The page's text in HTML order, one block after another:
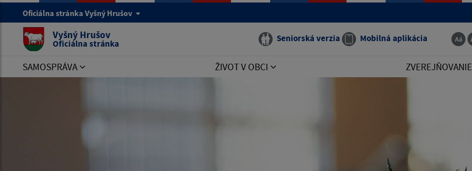
Oficiálna stránka Vyšný Hrušov
Vyšný Hrušov
Oficiálna stránka Seniorská verzia Mobilná aplikácia
SAMOSPRÁVA ŽIVOT V OBCI ZVEREJŇOVANIE